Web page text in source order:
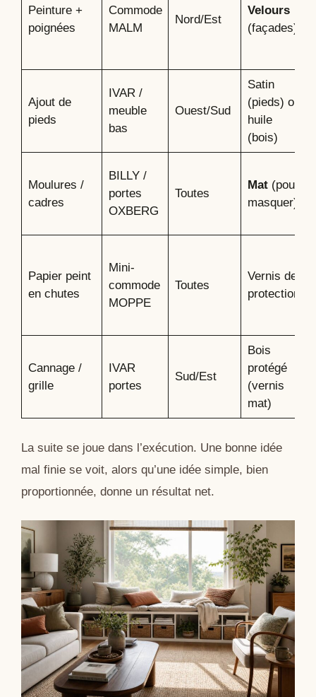
Peinture +
poignées
Commode
MALM
Nord/Est
Velours
(façades)
Ajout de
pieds
IVAR /
meuble
bas
Ouest/Sud
Satin
(pieds) ou
huile
(bois)
Moulures /
cadres
BILLY /
portes
OXBERG
Toutes
Mat(pour
masquer)
Papier peint
en chutes
Mini-
commode
MOPPE
Toutes
Vernis de
protection
Cannage /
grille
IVAR
portes
Sud/Est
Bois
protégé
(vernis
mat)
La suite se joue dans l’exécution. Une bonne idée
mal finie se voit, alors qu’une idée simple, bien
proportionnée, donne un résultat net.